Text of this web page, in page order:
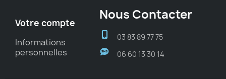
Votre compte
Informations
personnelles
Nous Contacter
03 83 89 77 75
06 60 13 30 14